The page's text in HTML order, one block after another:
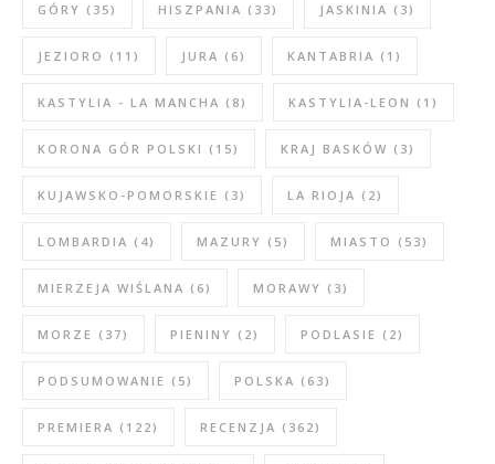
GÓRY (35) HISZPANIA (33) JASKINIA (3)
JEZIORO (11) JURA (6) KANTABRIA (1)
KASTYLIA - LA MANCHA (8) KASTYLIA-LEON (1)
KORONA GÓR POLSKI (15) KRAJ BASKÓW (3)
KUJAWSKO-POMORSKIE (3) LA RIOJA (2)
LOMBARDIA (4) MAZURY (5) MIASTO (53)
MIERZEJA WIŚLANA (6) MORAWY (3)
MORZE (37) PIENINY (2) PODLASIE (2)
PODSUMOWANIE (5) POLSKA (63)
PREMIERA (122) RECENZJA (362)